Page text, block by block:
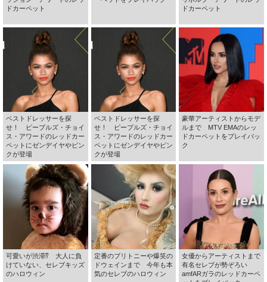
ドカーペット
ドカーペット
ベストドレッサーを探
せ！ ピープルズ・チョイ
ス・アワードのレッドカー
ペットにゼンデイヤやピン
クが登場
ベストドレッサーを探
せ！ ピープルズ・チョイ
ス・アワードのレッドカー
ペットにゼンデイヤやピン
クが登場
豪華アーティストからモデ
ルまで MTV EMAのレッ
ドカーペットをプレイバッ
ク
可愛いが渋滞⁉ 大人に負
けていない、セレブキッズ
のハロウィン
定番のブリトニーや爆笑の
ドウェインまで 今年も本
気のセレブのハロウィン
女優からアーティストまで
有名セレブが勢ぞろい
amfARガラのレッドカーペ